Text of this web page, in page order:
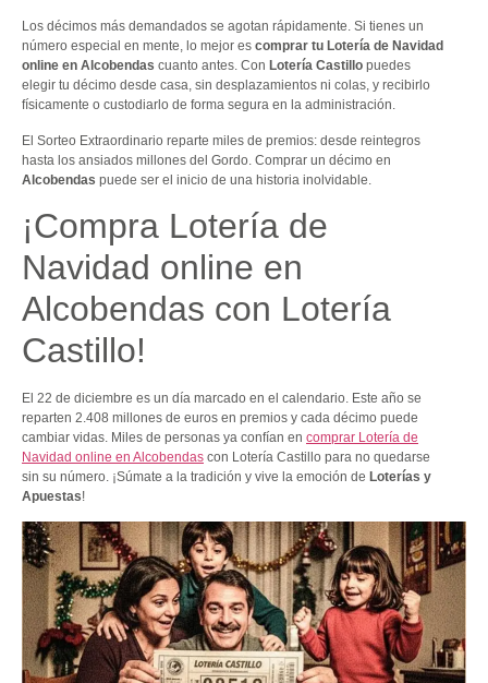
Los décimos más demandados se agotan rápidamente. Si tienes un
número especial en mente, lo mejor es comprar tu Lotería de Navidad
online en Alcobendas cuanto antes. Con Lotería Castillo puedes
elegir tu décimo desde casa, sin desplazamientos ni colas, y recibirlo
físicamente o custodiarlo de forma segura en la administración.
El Sorteo Extraordinario reparte miles de premios: desde reintegros
hasta los ansiados millones del Gordo. Comprar un décimo en
Alcobendas puede ser el inicio de una historia inolvidable.
¡Compra Lotería de
Navidad online en
Alcobendas con Lotería
Castillo!
El 22 de diciembre es un día marcado en el calendario. Este año se
reparten 2.408 millones de euros en premios y cada décimo puede
cambiar vidas. Miles de personas ya confían en comprar Lotería de
Navidad online en Alcobendas con Lotería Castillo para no quedarse
sin su número. ¡Súmate a la tradición y vive la emoción de Loterías y
Apuestas!